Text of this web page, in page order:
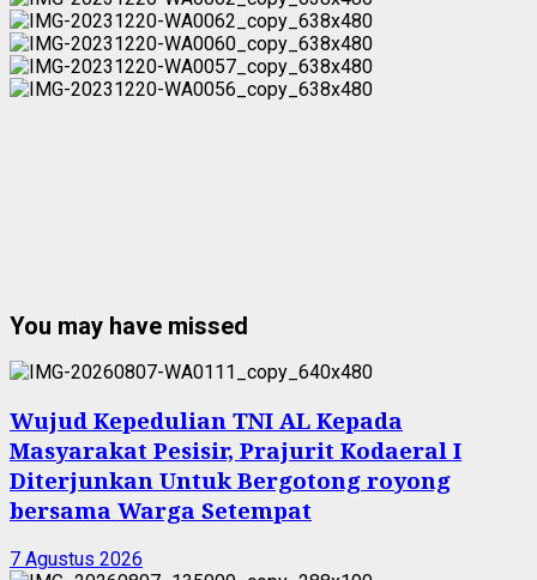
You may have missed
Wujud Kepedulian TNI AL Kepada
Masyarakat Pesisir, Prajurit Kodaeral I
Diterjunkan Untuk Bergotong royong
bersama Warga Setempat
7 Agustus 2026